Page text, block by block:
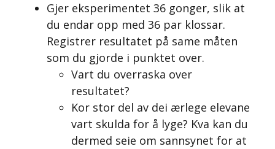
Gjer eksperimentet 36 gonger, slik at
du endar opp med 36 par klossar.
Registrer resultatet på same måten
som du gjorde i punktet over.
Vart du overraska over
resultatet?
Kor stor del av dei ærlege elevane
vart skulda for å lyge? Kva kan du
dermed seie om sannsynet for at